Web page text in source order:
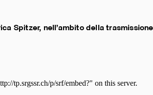
Spitzer, nell’ambito della